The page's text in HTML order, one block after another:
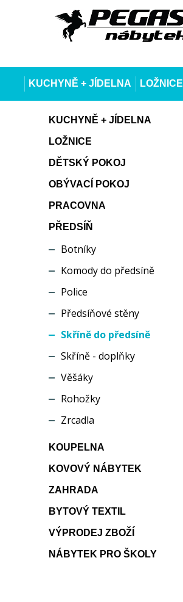
KUCHYNĚ + JÍDELNA LOŽNICE
KUCHYNĚ + JÍDELNA
LOŽNICE
DĚTSKÝ POKOJ
OBÝVACÍ POKOJ
PRACOVNA
PŘEDSÍŇ
Botníky
Komody do předsíně
Police
Předsíňové stěny
Skříně do předsíně
Skříně - doplňky
Věšáky
Rohožky
Zrcadla
KOUPELNA
KOVOVÝ NÁBYTEK
ZAHRADA
BYTOVÝ TEXTIL
VÝPRODEJ ZBOŽÍ
NÁBYTEK PRO ŠKOLY